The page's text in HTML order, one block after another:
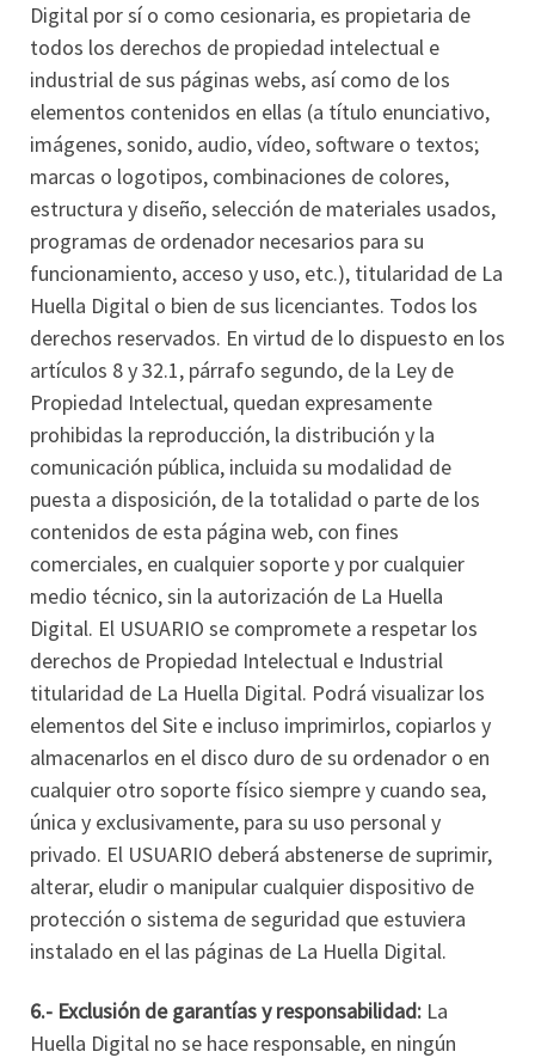
Digital por sí o como cesionaria, es propietaria de
todos los derechos de propiedad intelectual e
industrial de sus páginas webs, así como de los
elementos contenidos en ellas (a título enunciativo,
imágenes, sonido, audio, vídeo, software o textos;
marcas o logotipos, combinaciones de colores,
estructura y diseño, selección de materiales usados,
programas de ordenador necesarios para su
funcionamiento, acceso y uso, etc.), titularidad de La
Huella Digital o bien de sus licenciantes. Todos los
derechos reservados. En virtud de lo dispuesto en los
artículos 8 y 32.1, párrafo segundo, de la Ley de
Propiedad Intelectual, quedan expresamente
prohibidas la reproducción, la distribución y la
comunicación pública, incluida su modalidad de
puesta a disposición, de la totalidad o parte de los
contenidos de esta página web, con fines
comerciales, en cualquier soporte y por cualquier
medio técnico, sin la autorización de La Huella
Digital. El USUARIO se compromete a respetar los
derechos de Propiedad Intelectual e Industrial
titularidad de La Huella Digital. Podrá visualizar los
elementos del Site e incluso imprimirlos, copiarlos y
almacenarlos en el disco duro de su ordenador o en
cualquier otro soporte físico siempre y cuando sea,
única y exclusivamente, para su uso personal y
privado. El USUARIO deberá abstenerse de suprimir,
alterar, eludir o manipular cualquier dispositivo de
protección o sistema de seguridad que estuviera
instalado en el las páginas de La Huella Digital.
6.- Exclusión de garantías y responsabilidad: La
Huella Digital no se hace responsable, en ningún